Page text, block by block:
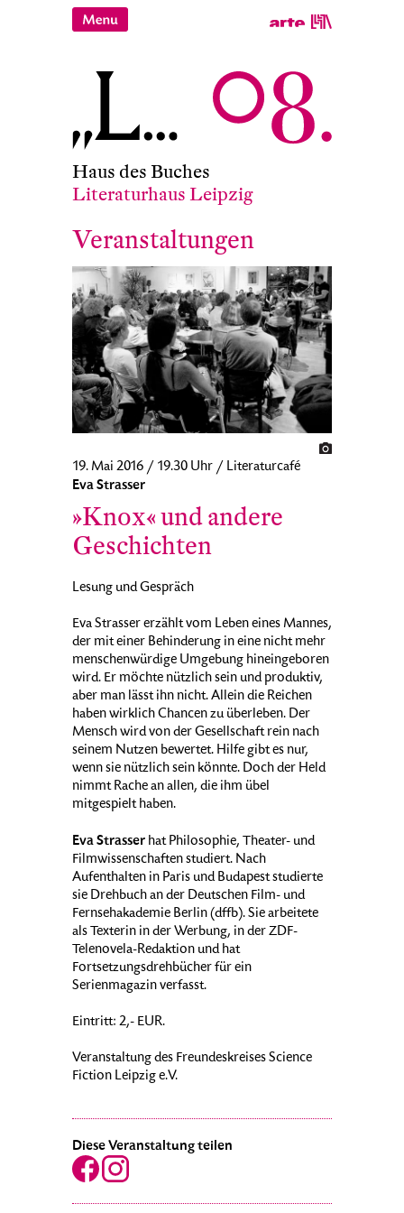
Haus des Buches
Literaturhaus Leipzig
Veranstaltungen
19. Mai 2016 / 19.30 Uhr / Literaturcafé
Eva Strasser
»Knox« und andere
Geschichten
Lesung und Gespräch
Eva Strasser erzählt vom Leben eines Mannes,
der mit einer Behinderung in eine nicht mehr
menschenwürdige Umgebung hineingeboren
wird. Er möchte nützlich sein und produktiv,
aber man lässt ihn nicht. Allein die Reichen
haben wirklich Chancen zu überleben. Der
Mensch wird von der Gesellschaft rein nach
seinem Nutzen bewertet. Hilfe gibt es nur,
wenn sie nützlich sein könnte. Doch der Held
nimmt Rache an allen, die ihm übel
mitgespielt haben.
Eva Strasser hat Philosophie, Theater- und
Filmwissenschaften studiert. Nach
Aufenthalten in Paris und Budapest studierte
sie Drehbuch an der Deutschen Film- und
Fernsehakademie Berlin (dffb). Sie arbeitete
als Texterin in der Werbung, in der ZDF-
Telenovela-Redaktion und hat
Fortsetzungsdrehbücher für ein
Serienmagazin verfasst.
Eintritt: 2,- EUR.
Veranstaltung des Freundeskreises Science
Fiction Leipzig e.V.
Diese Veranstaltung teilen